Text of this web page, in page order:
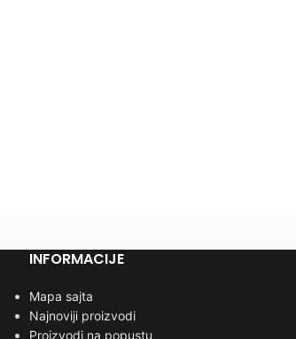
INFORMACIJE
Mapa sajta
Najnoviji proizvodi
Proizvodi na popustu